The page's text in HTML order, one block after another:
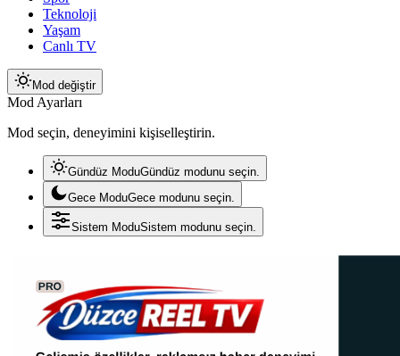
Teknoloji
Yaşam
Canlı TV
Mod değiştir
Mod Ayarları
Mod seçin, deneyimini kişiselleştirin.
Gündüz ModuGündüz modunu seçin.
Gece ModuGece modunu seçin.
Sistem ModuSistem modunu seçin.